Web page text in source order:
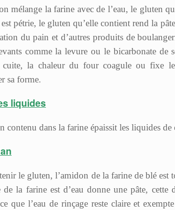
mélange la farine avec de l’eau, le gluten
pétrie, le gluten qu’elle contient rend la
du pain et d’autres produits de
comme la levure ou le bicarbonate
cuite, la chaleur du four coagule ou fixe
sa forme.
liquides
contenu dans la farine épaissit les liquides de
le gluten, l’amidon de la farine de blé
de la farine est d’eau donne une pâte, cette
que l’eau de rinçage reste claire et